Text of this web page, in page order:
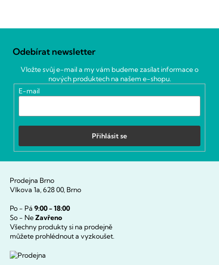
Odebírat newsletter
Vložte svůj e-mail a my vám budeme zasílat informace o
nových produktech na našem e-shopu.
E-mail
Přihlásit se
Prodejna Brno
Vlkova 1a, 628 00, Brno
Po - Pá 9:00 - 18:00
So - NeZavřeno
Všechny produkty si na prodejně
můžete prohlédnout a vyzkoušet.